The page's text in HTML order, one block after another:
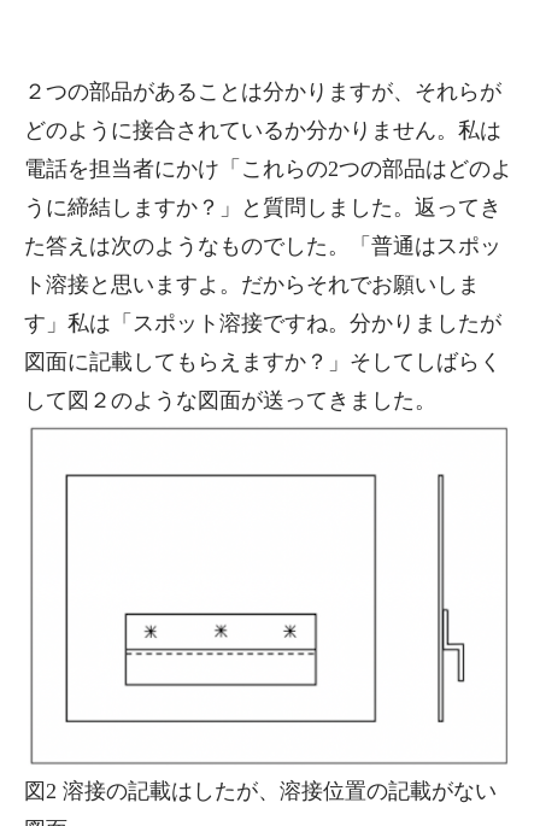
２つの部品があることは分かりますが、それらが
どのように接合されているか分かりません。私は
電話を担当者にかけ「これらの2つの部品はどのよ
うに締結しますか？」と質問しました。返ってき
た答えは次のようなものでした。「普通はスポッ
ト溶接と思いますよ。だからそれでお願いしま
す」私は「スポット溶接ですね。分かりましたが
図面に記載してもらえますか？」そしてしばらく
して図２のような図面が送ってきました。
図2 溶接の記載はしたが、溶接位置の記載がない